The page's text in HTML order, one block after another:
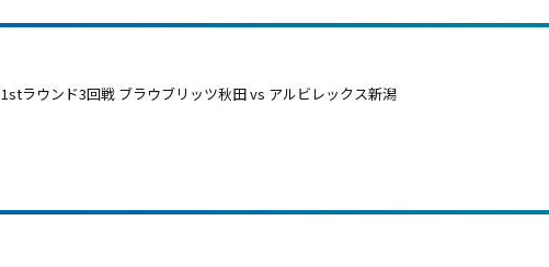
ラウンド3回戦 ブラウブリッツ秋田 vs アルビレックス新潟